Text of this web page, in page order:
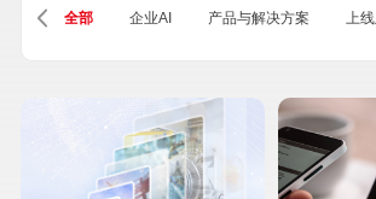
Singapore Malaysia
Thailand
Turkey
全部 企业AI 产品与解决方案 上